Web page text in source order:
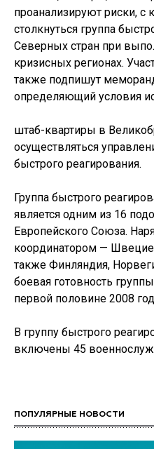
проанализируют риски,
столкнуться группа
Северных стран при
кризисных регионах.
также подпишут
определяющий условия
штаб-квартиры в
осуществляться
быстрого реагирования.
Группа быстрого
является одним из 16
Европейского Союза.
координатором —
также Финляндия,
боевая готовность
первой половине 2008
В группу быстрого
включены 45
ПОПУЛЯРНЫЕ НОВОСТИ